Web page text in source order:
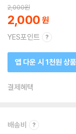
2,000원
2,000
YES포인트
앱 다운 시 1천원 상
결제혜택
배송비